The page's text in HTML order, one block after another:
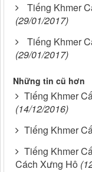
Tiếng Khmer
(29/01/2017)
Tiếng Khmer
(29/01/2017)
Những tin cũ hơn
Tiếng Khmer
(14/12/2016)
Tiếng Khmer
Tiếng Khmer
Cách Xưng Hô